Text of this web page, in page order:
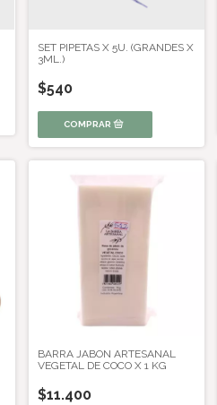
SET PIPETAS X 5U. (GRANDES X
3ML.)
$540
BARRA JABON ARTESANAL
VEGETAL DE COCO X 1 KG
$11.400